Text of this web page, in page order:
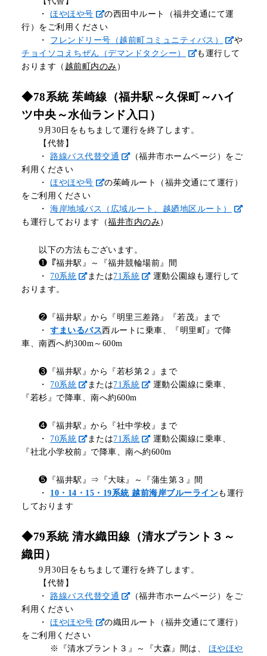
・ほやほや号
の西田中ルート（福井交通にて運
行） をご利用ください
・ フレンドリー号（越前町コミュニティバス）
や
チョイソコえちぜん（デマンドタクシー）
も運行して
おります（ 越前町内のみ ）
◆78系統 茱崎線（福井駅～久保町～ハイ
ツ中央～水仙ランド入口）
9月30日をもちまして運行を終了します。
【代替】
・ 路線バス代替交通
（福井市ホームページ）をご
利用ください
・ほやほや号
の茱崎ルート（福井交通にて運行）
をご利用ください
・海岸地域バス（広域ルート、越廼地区ルート）
も運行しております（福井市内のみ）
以下の方法もございます。
❶『福井駅』～『福井競輪場前』間
・ 70系統 または71系統
運動公園線も運行して
おります。
❷『福井駅』から『明里三差路』『若茂』まで
・すまいるバス西ルートに乗車、『明里町』で降
車、南西へ約300m～600m
❸『福井駅』から『若杉第２』まで
・ 70系統 または71系統
運動公園線に乗車、
『若杉』で降車、南へ約600m
❹『福井駅』から『社中学校』まで
・ 70系統 または71系統
運動公園線に乗車、
『社北小学校前』で降車、南へ約600m
❺『福井駅』⇒『大味』～『蒲生第３』間
・ 10・14・15・19系統 越前海岸ブルーラインも運行
しております
◆79系統 清水織田線（清水プラント３～
織田）
9月30日をもちまして運行を終了します。
【代替】
・ 路線バス代替交通
（福井市ホームページ）をご
利用ください
・ほやほや号
の織田ルート（福井交通にて運行）
をご利用ください
※『清水プラント３』～『大森』間は、 ほやほや